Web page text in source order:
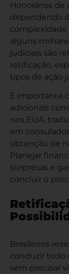
Honorários de
dependendo
complexidade
alguns
judiciais são
retificação,
tipos de ação
É importante
adicionais
nos EUA,
em
obtenção de
Planejar
surpresas e
concluir o
Brasileiros
conduzir todo
sem precisar